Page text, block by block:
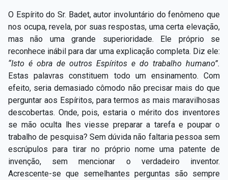
O Espírito do Sr. Badet, autor involuntário do fenômeno que
nos ocupa, revela, por suas respostas, uma certa elevação,
mas não uma grande superioridade. Ele próprio se
reconhece inábil para dar uma explicação completa. Diz ele:
“Isto é obra de outros Espíritos e do trabalho humano”.
Estas palavras constituem todo um ensinamento. Com
efeito, seria demasiado cômodo não precisar mais do que
perguntar aos Espíritos, para termos as mais maravilhosas
descobertas. Onde, pois, estaria o mérito dos inventores
se mão oculta lhes viesse preparar a tarefa e poupar o
trabalho de pesquisa? Sem dúvida não faltaria pessoa sem
escrúpulos para tirar no próprio nome uma patente de
invenção, sem mencionar o verdadeiro inventor.
Acrescente-se que semelhantes perguntas são sempre